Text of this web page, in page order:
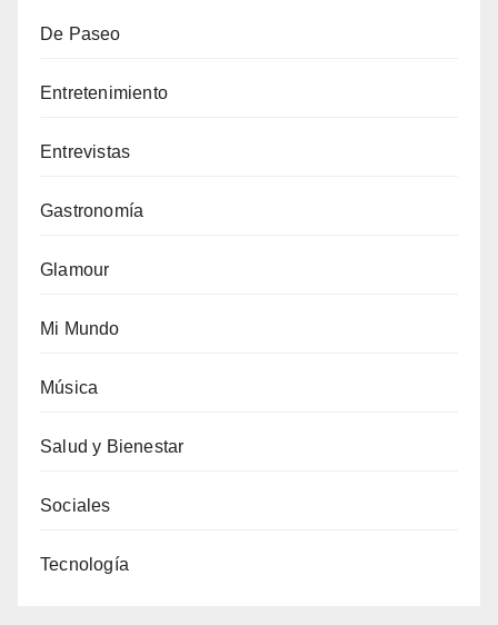
De Paseo
Entretenimiento
Entrevistas
Gastronomía
Glamour
Mi Mundo
Música
Salud y Bienestar
Sociales
Tecnología